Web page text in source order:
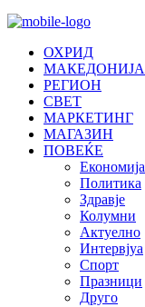
ОХРИД
МАКЕДОНИЈА
РЕГИОН
СВЕТ
МАРКЕТИНГ
МАГАЗИН
ПОВЕЌЕ
Економија
Политика
Здравје
Колумни
Актуелно
Интервјуа
Спорт
Празници
Друго